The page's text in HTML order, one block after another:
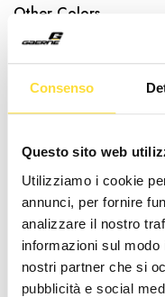
Consenso
Questo sito web
Utilizziamo i cookie
annunci, per fornire
analizzare il nostro
informazioni sul
nostri partner che si
pubblicità e social
Other Colors
Description